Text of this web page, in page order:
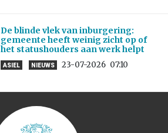
De blinde vlek van inburgering:
gemeente heeft weinig zicht op of
het statushouders aan werk helpt
ASIEL NIEUWS 23-07-2026 07:10